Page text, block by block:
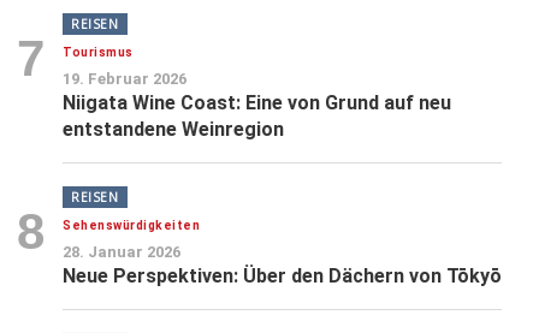
7
REISEN
Tourismus
19. Februar 2026
Niigata Wine Coast: Eine von Grund auf neu
entstandene Weinregion
8
REISEN
Sehenswürdigkeiten
28. Januar 2026
Neue Perspektiven: Über den Dächern von Tōkyō